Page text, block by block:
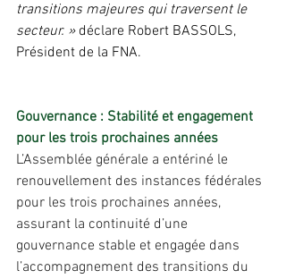
transitions majeures qui traversent le
secteur. » déclare Robert BASSOLS,
Président de la FNA.
Gouvernance : Stabilité et engagement
pour les trois prochaines années
L’Assemblée générale a entériné le
renouvellement des instances fédérales
pour les trois prochaines années,
assurant la continuité d’une
gouvernance stable et engagée dans
l’accompagnement des transitions du